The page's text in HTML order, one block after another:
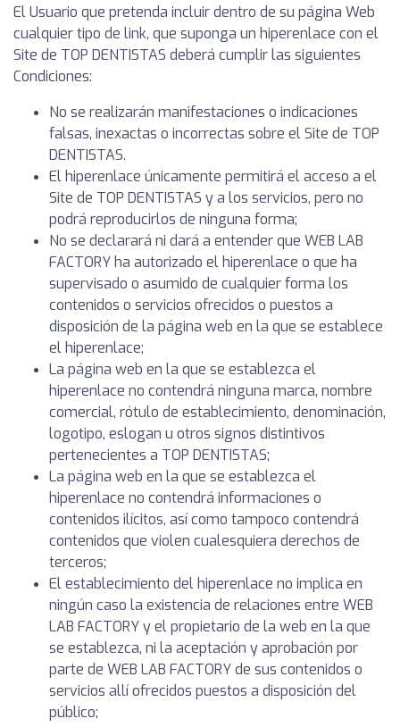
El Usuario que pretenda incluir dentro de su página Web
cualquier tipo de link, que suponga un hiperenlace con el
Site de TOP DENTISTAS deberá cumplir las siguientes
Condiciones:
No se realizarán manifestaciones o indicaciones
falsas, inexactas o incorrectas sobre el Site de TOP
DENTISTAS.
El hiperenlace únicamente permitirá el acceso a el
Site de TOP DENTISTAS y a los servicios, pero no
podrá reproducirlos de ninguna forma;
No se declarará ni dará a entender que WEB LAB
FACTORY ha autorizado el hiperenlace o que ha
supervisado o asumido de cualquier forma los
contenidos o servicios ofrecidos o puestos a
disposición de la página web en la que se establece
el hiperenlace;
La página web en la que se establezca el
hiperenlace no contendrá ninguna marca, nombre
comercial, rótulo de establecimiento, denominación,
logotipo, eslogan u otros signos distintivos
pertenecientes a TOP DENTISTAS;
La página web en la que se establezca el
hiperenlace no contendrá informaciones o
contenidos ilícitos, así como tampoco contendrá
contenidos que violen cualesquiera derechos de
terceros;
El establecimiento del hiperenlace no implica en
ningún caso la existencia de relaciones entre WEB
LAB FACTORY y el propietario de la web en la que
se establezca, ni la aceptación y aprobación por
parte de WEB LAB FACTORY de sus contenidos o
servicios allí ofrecidos puestos a disposición del
público;